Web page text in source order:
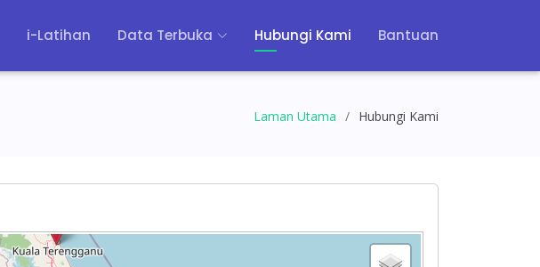
i-Latihan Data Terbuka Hubungi Kami Bantuan
Laman Utama Hubungi Kami